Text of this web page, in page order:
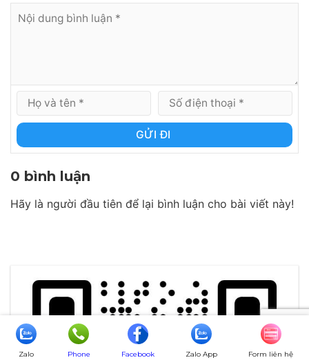
GỬI ĐI
0 bình luận
Hãy là người đầu tiên để lại bình luận cho bài viết này!
Zalo Phone Facebook Zalo App Form liên hệ